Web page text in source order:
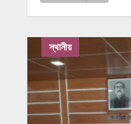
স্থানীয়